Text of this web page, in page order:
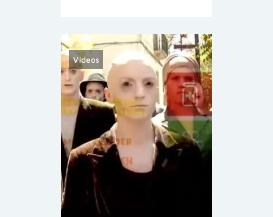
Vídeos